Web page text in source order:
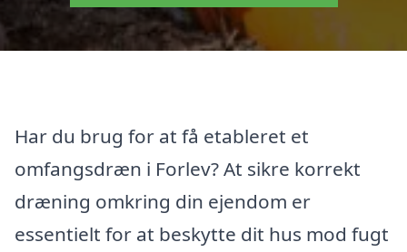
Har du brug for at få etableret et
omfangsdræn i Forlev? At sikre korrekt
dræning omkring din ejendom er
essentielt for at beskytte dit hus mod fugt